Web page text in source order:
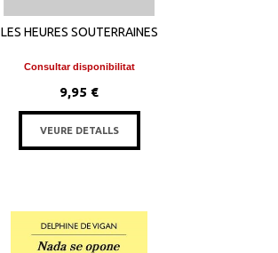
LES HEURES SOUTERRAINES
Consultar disponibilitat
9,95 €
VEURE DETALLS